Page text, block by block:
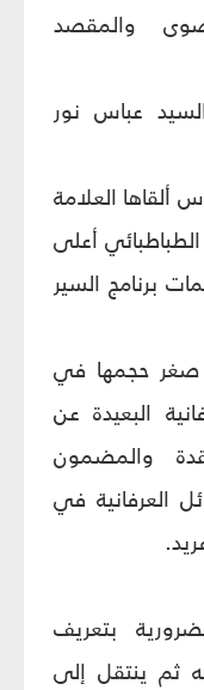
والمقصد
عباس نور
العلامة
أعلى
برنامج السير
صغر حجمها في
البعيدة عن
والمضمون
العرفانية في
بتعريف
ثم ينتقل إلى